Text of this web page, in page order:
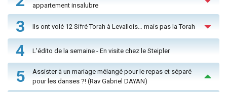
appartement insalubre
3 Ils ont volé 12 Sifré Torah à Levallois… mais pas la Torah
4 L'édito de la semaine - En visite chez le Steipler
5
Assister à un mariage mélangé pour le repas et séparé
pour les danses ?! (Rav Gabriel DAYAN)